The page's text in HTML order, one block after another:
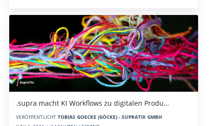
.supra macht KI Workflows zu digitalen Produ…
VERÖFFENTLICHT TOBIAS GOECKE (GÖCKE) - SUPRATIX GMBH